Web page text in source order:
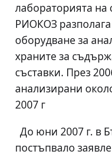
лабораторията на
РИОКОЗ
оборудване за
храните за
съставки. През
анализирани
2007 г
До юни 2007 г. в
постъпвало